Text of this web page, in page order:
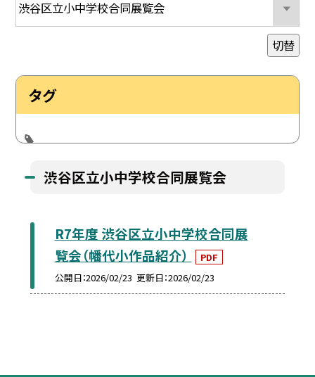
切替
タグ
渋谷区立小中学校合同展覧会
R7年度 渋谷区立小中学校合同展
覧会（幡代小作品紹介）
PDF
公開日 2026/02/23 更新日 2026/02/23